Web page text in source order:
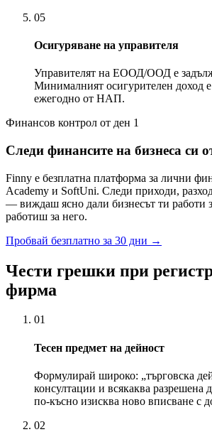
05
Осигуряване на управителя
Управителят на ЕООД/ООД е
Минималният осигурителен доход
ежегодно от НАП.
Финансов контрол от ден 1
Следи финансите на бизнеса си
Finny е безплатна платформа за лични
Academy и SoftUni. Следи приходи,
— виждаш ясно дали бизнесът ти работи
работиш за него.
Пробвай безплатно за 30 дни →
Чести грешки при
фирма
01
Тесен предмет на дейност
Формулирай широко: „търговска
консултации и всякаква разрешена
по-късно изисква ново вписване с
02